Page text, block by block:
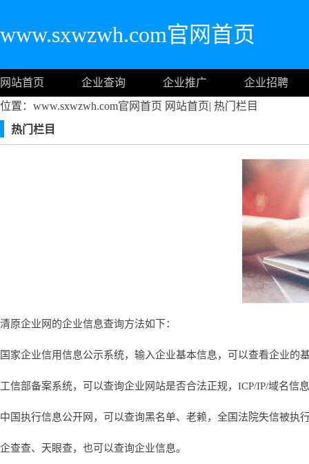
www.sxwzwh.com官网首页
网站首页 企业查询 企业推广
企业招聘
位置：www.sxwzwh.com官网首页 网站首页| 热门栏目
热门栏目
清原企业网的企业信息查询方法如下：
国家企业信用信息公示系统，输入企业基本信息，可以查看企业的
工信部备案系统，可以查询企业网站是否合法正规，ICP/IP/域名信
中国执行信息公开网，可以查询黑名单、老赖，全国法院失信被执
企查查、天眼查，也可以查询企业信息。